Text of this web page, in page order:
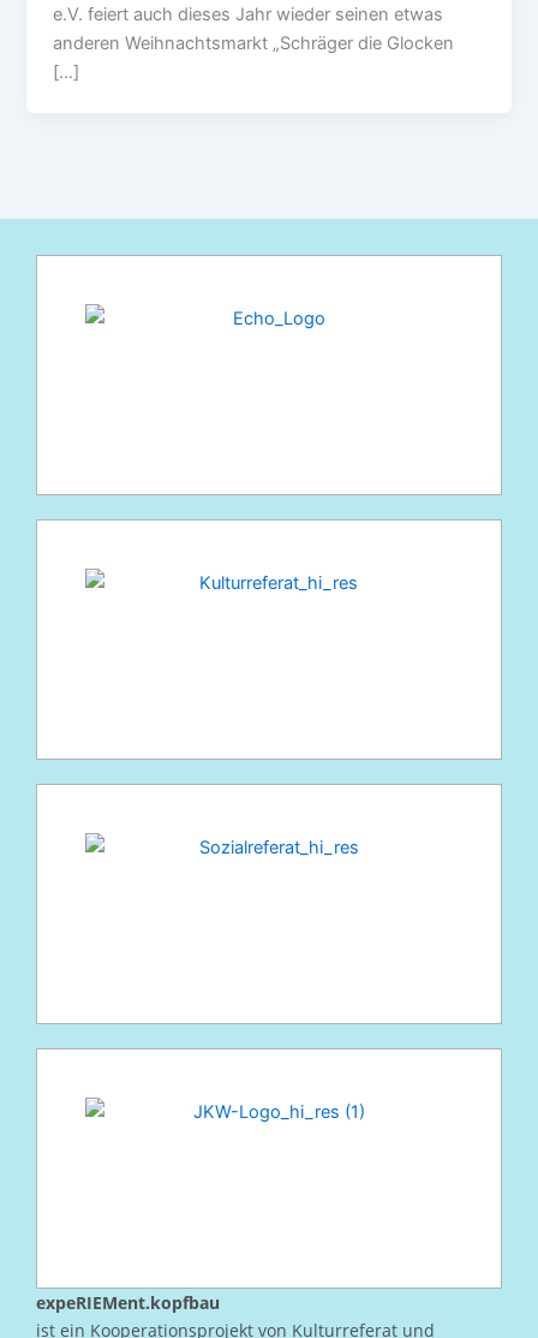
e.V. feiert auch dieses Jahr wieder seinen etwas
anderen Weihnachtsmarkt „Schräger die Glocken
[…]
expeRIEMent.kopfbau
ist ein Kooperationsprojekt von Kulturreferat und